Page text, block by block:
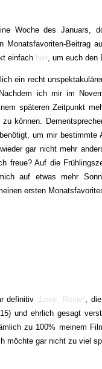
Woche des Januars,
Beitrag
einfach hier, um euch den
ein recht
ich mir im
späteren Zeitpunkt
können.
um mir bestimmte
gar nicht mehr
freue? Auf die
auf etwas mehr
ersten
definitiv „Love, Rosie“,
und ehrlich gesagt
zu 100% meinem
möchte gar nicht zu viel